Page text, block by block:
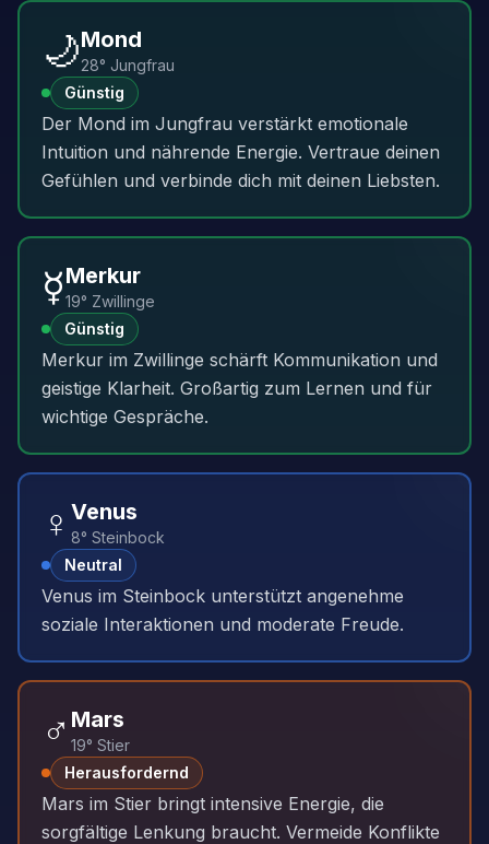
🌙Mond
28° Jungfrau
Günstig
Der Mond im Jungfrau verstärkt emotionale
Intuition und nährende Energie. Vertraue deinen
Gefühlen und verbinde dich mit deinen Liebsten.
☿️Merkur
19° Zwillinge
Günstig
Merkur im Zwillinge schärft Kommunikation und
geistige Klarheit. Großartig zum Lernen und für
wichtige Gespräche.
♀️ Venus
8° Steinbock
Neutral
Venus im Steinbock unterstützt angenehme
soziale Interaktionen und moderate Freude.
♂️ Mars
19° Stier
Herausfordernd
Mars im Stier bringt intensive Energie, die
sorgfältige Lenkung braucht. Vermeide Konflikte